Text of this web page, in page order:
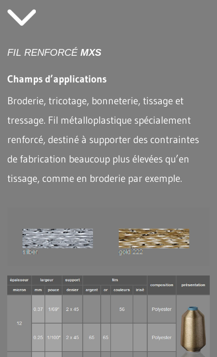
FIL RENFORCÉ MXS
Champs d’applications
Broderie, tricotage, bonneterie, tissage et
tressage. Fil métalloplastique spécialement
renforcé, destiné à supporter des contraintes
de fabrication beaucoup plus élevées qu’en
tissage, comme en broderie par exemple.